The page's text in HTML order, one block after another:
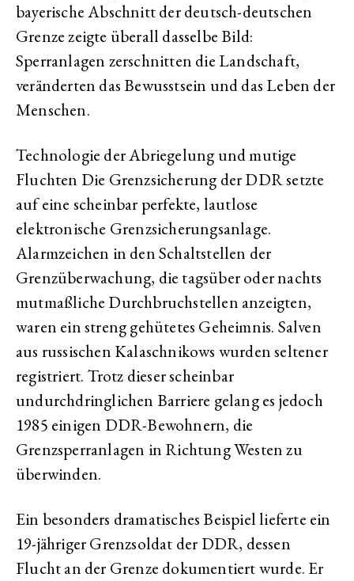
bayerische Abschnitt der deutsch-deutschen
Grenze zeigte überall dasselbe Bild:
Sperranlagen zerschnitten die Landschaft,
veränderten das Bewusstsein und das Leben der
Menschen.
Technologie der Abriegelung und mutige
Fluchten Die Grenzsicherung der DDR setzte
auf eine scheinbar perfekte, lautlose
elektronische Grenzsicherungsanlage.
Alarmzeichen in den Schaltstellen der
Grenzüberwachung, die tagsüber oder nachts
mutmaßliche Durchbruchstellen anzeigten,
waren ein streng gehütetes Geheimnis. Salven
aus russischen Kalaschnikows wurden seltener
registriert. Trotz dieser scheinbar
undurchdringlichen Barriere gelang es jedoch
1985 einigen DDR-Bewohnern, die
Grenzsperranlagen in Richtung Westen zu
überwinden.
Ein besonders dramatisches Beispiel lieferte ein
19-jähriger Grenzsoldat der DDR, dessen
Flucht an der Grenze dokumentiert wurde. Er